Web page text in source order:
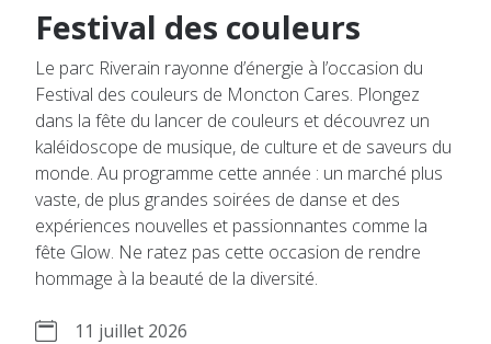
Festival des couleurs
Le parc Riverain rayonne d’énergie à l’occasion du
Festival des couleurs de Moncton Cares. Plongez
dans la fête du lancer de couleurs et découvrez un
kaléidoscope de musique, de culture et de saveurs du
monde. Au programme cette année : un marché plus
vaste, de plus grandes soirées de danse et des
expériences nouvelles et passionnantes comme la
fête Glow. Ne ratez pas cette occasion de rendre
hommage à la beauté de la diversité.
11 juillet 2026